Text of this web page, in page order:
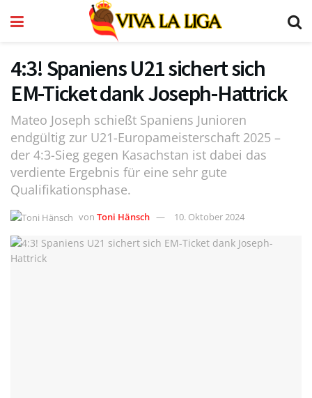
4:3! Spaniens U21 sichert sich
EM-Ticket dank Joseph-Hattrick
Mateo Joseph schießt Spaniens Junioren
endgültig zur U21-Europameisterschaft 2025 –
der 4:3-Sieg gegen Kasachstan ist dabei das
verdiente Ergebnis für eine sehr gute
Qualifikationsphase.
von Toni Hänsch 10. Oktober 2024